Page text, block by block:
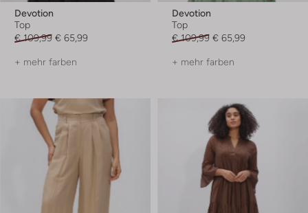
Devotion
Top
€ 109,99 € 65,99
+ mehr farben
Devotion
Top
€ 109,99 € 65,99
+ mehr farben